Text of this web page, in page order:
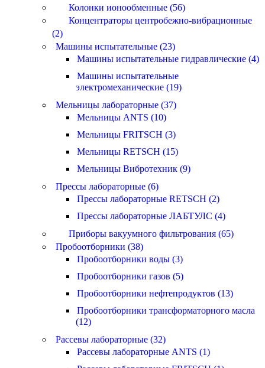
Колонки ионообменные (56)
Концентраторы центробежно-вибрационные
(2)
Машины испытательные (23)
Машины испытательные гидравлические (4)
Машины испытательные
электромеханические (19)
Мельницы лабораторные (37)
Мельницы ANTS (10)
Мельницы FRITSCH (3)
Мельницы RETSCH (15)
Мельницы Вибротехник (9)
Прессы лабораторные (6)
Прессы лабораторные RETSCH (2)
Прессы лабораторные ЛАБТУЛС (4)
Приборы вакуумного фильтрования (65)
Пробоотборники (38)
Пробоотборники воды (3)
Пробоотборники газов (5)
Пробоотборники нефтепродуктов (13)
Пробоотборники трансформаторного масла
(12)
Рассевы лабораторные (32)
Рассевы лабораторные ANTS (1)